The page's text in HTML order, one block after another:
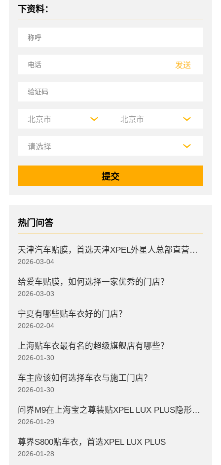
下资料：
发送
热门问答
天津汽车贴膜，首选天津XPEL外星人总部直营店，高口碑店
2026-03-04
给爱车贴膜，如何选择一家优秀的门店？
2026-03-03
宁夏有哪些贴车衣好的门店？
2026-02-04
上海贴车衣最有名的超级旗舰店有哪些？
2026-01-30
车主应该如何选择车衣与施工门店？
2026-01-30
问界M9在上海宝之尊装贴XPEL LUX PLUS隐形车衣
2026-01-29
尊界S800贴车衣，首选XPEL LUX PLUS
2026-01-28